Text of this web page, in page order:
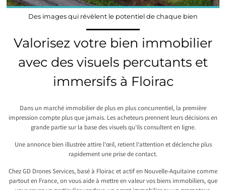
Des images qui révèlent le potentiel de chaque bien
Valorisez votre bien immobilier
avec des visuels percutants et
immersifs à Floirac
Dans un marché immobilier de plus en plus concurrentiel, la première
impression compte plus que jamais. Les acheteurs prennent leurs décisions en
grande partie sur la base des visuels qu’ils consultent en ligne.
Une annonce bien illustrée attire l’œil, retient l’attention et déclenche plus
rapidement une prise de contact.
Chez GD Drones Services, basé à Floirac et actif en Nouvelle-Aquitaine comme
partout en France, on vous aide à mettre en valeur vos biens immobiliers, que